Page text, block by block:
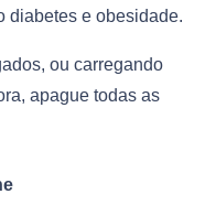
diabetes e obesidade.
ou carregando
apague todas as